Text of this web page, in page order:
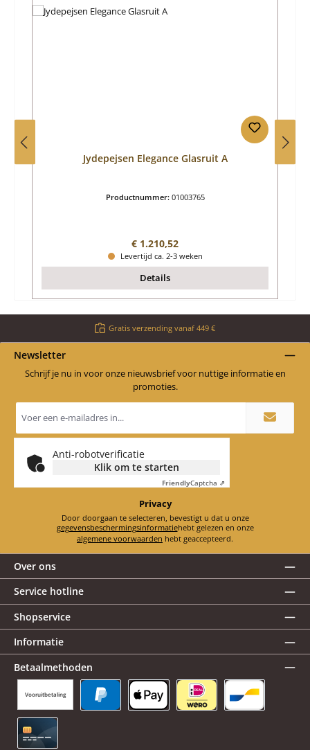
Jydepejsen Elegance Glasruit A
Productnummer: 01003765
Normale prijs:
€ 1.210,52
Levertijd ca. 2-3 weken
Details
Gratis verzending vanaf 449 €
Newsletter
Schrijf je nu in voor onze nieuwsbrief voor nuttige informatie en
promoties.
mailadres
Anti-robotverificatie
Klik om te starten
FriendlyCaptcha ⇗
Privacy
Door doorgaan te selecteren, bevestigt u dat u onze
gegevensbeschermingsinformatie
hebt gelezen en onze
algemene voorwaarden hebt geaccepteerd.
Over ons
Service hotline
Shopservice
Informatie
Betaalmethoden
Vooruitbetaling